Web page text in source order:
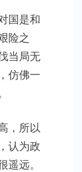
国是和
险之
当局无
仿佛一
，所以
认为政
遥远。